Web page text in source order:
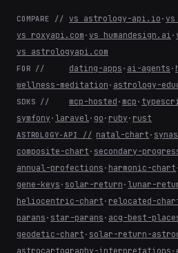
COMPARE // vs astrology-api.io · vs
vs roxyapi.com · vs humandesign.ai ·
vs astrologyapi.com
FOR // dating-apps · ai-agents ·
wellness-meditation · astrology-
SDKS // mcp-hosted · mcp ·
symfony · laravel· go · ruby · rust
ASTROLOGY-API // natal-chart ·
composite-chart · secondary-
annual-profections · harmonic-chart ·
gene-keys · solar-return · lunar-
heliocentric-chart · relocated-
parans · star-parans · acg-best-
geodetic-chart · solar-return-
astrocartography-interpretations ·